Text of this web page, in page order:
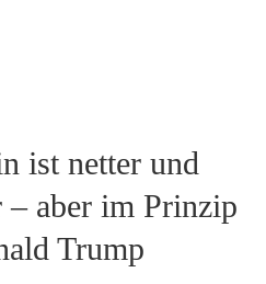
ist netter und
– aber im Prinzip
Trump